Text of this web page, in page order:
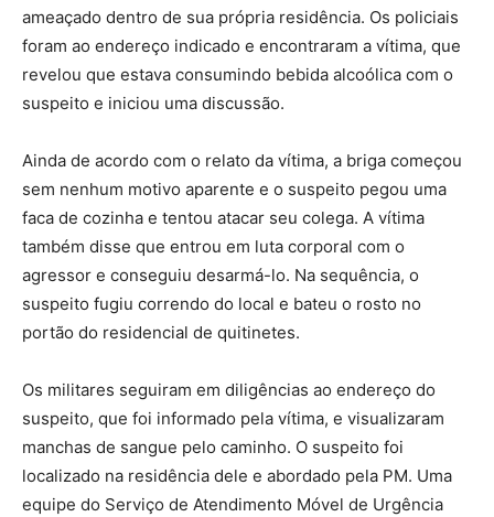
ameaçado dentro de sua própria residência. Os policiais
foram ao endereço indicado e encontraram a vítima, que
revelou que estava consumindo bebida alcoólica com o
suspeito e iniciou uma discussão.
Ainda de acordo com o relato da vítima, a briga começou
sem nenhum motivo aparente e o suspeito pegou uma
faca de cozinha e tentou atacar seu colega. A vítima
também disse que entrou em luta corporal com o
agressor e conseguiu desarmá-lo. Na sequência, o
suspeito fugiu correndo do local e bateu o rosto no
portão do residencial de quitinetes.
Os militares seguiram em diligências ao endereço do
suspeito, que foi informado pela vítima, e visualizaram
manchas de sangue pelo caminho. O suspeito foi
localizado na residência dele e abordado pela PM. Uma
equipe do Serviço de Atendimento Móvel de Urgência